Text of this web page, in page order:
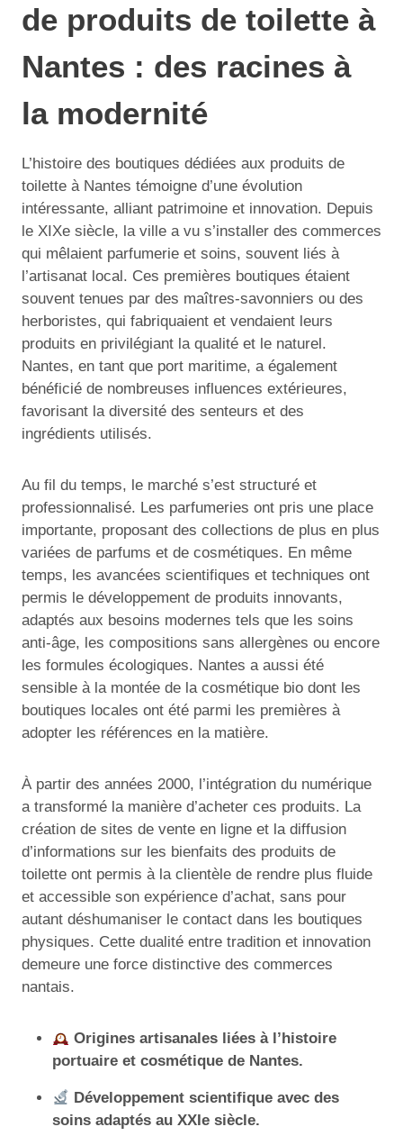
de produits de toilette à
Nantes : des racines à
la modernité
L’histoire des boutiques dédiées aux produits de
toilette à Nantes témoigne d’une évolution
intéressante, alliant patrimoine et innovation. Depuis
le XIXe siècle, la ville a vu s’installer des commerces
qui mêlaient parfumerie et soins, souvent liés à
l’artisanat local. Ces premières boutiques étaient
souvent tenues par des maîtres-savonniers ou des
herboristes, qui fabriquaient et vendaient leurs
produits en privilégiant la qualité et le naturel.
Nantes, en tant que port maritime, a également
bénéficié de nombreuses influences extérieures,
favorisant la diversité des senteurs et des
ingrédients utilisés.
Au fil du temps, le marché s’est structuré et
professionnalisé. Les parfumeries ont pris une place
importante, proposant des collections de plus en plus
variées de parfums et de cosmétiques. En même
temps, les avancées scientifiques et techniques ont
permis le développement de produits innovants,
adaptés aux besoins modernes tels que les soins
anti-âge, les compositions sans allergènes ou encore
les formules écologiques. Nantes a aussi été
sensible à la montée de la cosmétique bio dont les
boutiques locales ont été parmi les premières à
adopter les références en la matière.
À partir des années 2000, l’intégration du numérique
a transformé la manière d’acheter ces produits. La
création de sites de vente en ligne et la diffusion
d’informations sur les bienfaits des produits de
toilette ont permis à la clientèle de rendre plus fluide
et accessible son expérience d’achat, sans pour
autant déshumaniser le contact dans les boutiques
physiques. Cette dualité entre tradition et innovation
demeure une force distinctive des commerces
nantais.
Origines artisanales liées à l’histoire
portuaire et cosmétique de Nantes.
Développement scientifique avec des
soins adaptés au XXIe siècle.